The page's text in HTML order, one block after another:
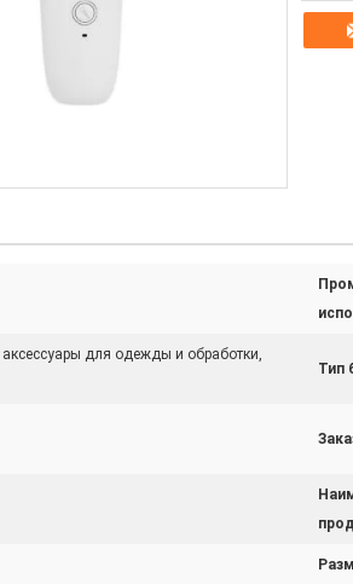
для одежды и обработки,
Тип